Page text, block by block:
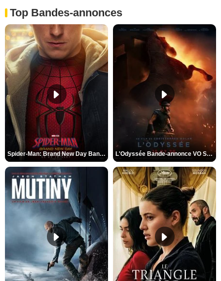
Top Bandes-annonces
Spider-Man: Brand New Day Bande-annonce VO STFR L'Odyssée Bande-annonce VO STFR